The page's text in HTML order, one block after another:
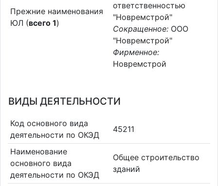
Прежние наименования
ЮЛ (всего 1)
ответственностью
"Новремстрой"
Сокращенное: ООО
"Новремстрой"
Фирменное:
Новремстрой
ВИДЫ ДЕЯТЕЛЬНОСТИ
Код основного вида
деятельности по ОКЭД
45211
Наименование
основного вида
деятельности по ОКЭД
Общее строительство
зданий